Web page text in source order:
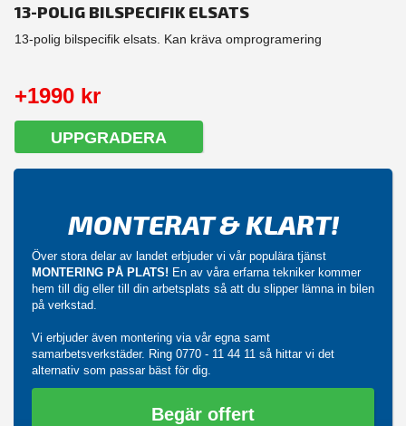
13-POLIG BILSPECIFIK ELSATS
13-polig bilspecifik elsats. Kan kräva omprogramering
+1990 kr
UPPGRADERA
MONTERAT & KLART!
Över stora delar av landet erbjuder vi vår populära tjänst
MONTERING PÅ PLATS! En av våra erfarna tekniker kommer
hem till dig eller till din arbetsplats så att du slipper lämna in bilen
på verkstad.
Vi erbjuder även montering via vår egna samt
samarbetsverkstäder. Ring 0770 - 11 44 11 så hittar vi det
alternativ som passar bäst för dig.
Begär offert